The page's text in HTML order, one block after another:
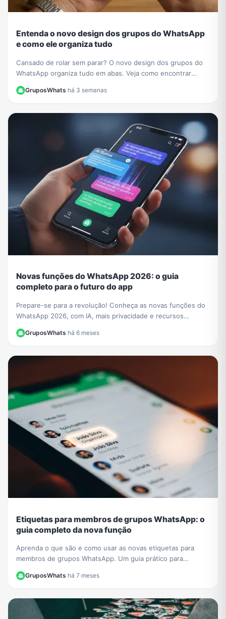
Entenda o novo design dos grupos do WhatsApp
e como ele organiza tudo
Cansado de rolar sem parar? O novo design dos grupos do
WhatsApp organiza tudo em abas. Veja como encontrar
GruposWhats·há 3 semanas
Novas funções do WhatsApp 2026: o guia
completo para o futuro do app
Prepare-se para a revolução! Conheça as novas funções do
WhatsApp 2026, com IA, mais privacidade e recursos
GruposWhats·há 6 meses
Etiquetas para membros de grupos WhatsApp: o
guia completo da nova função
Aprenda o que são e como usar as novas etiquetas para
membros de grupos WhatsApp. Um guia prático para
organizar e identificar participantes facilmente.
GruposWhats·há 7 meses